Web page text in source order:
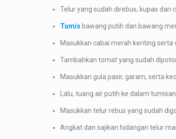
Telur yang sudah direbus, kupas dari
Tumis bawang putih dan bawang
Masukkan cabai merah keriting
Tambahkan tomat yang sudah
Masukkan gula pasir, garam, serta
Lalu, tuang air putih ke dalam
Masukkan telur rebus yang sudah
Angkat dan sajikan hidangan telur